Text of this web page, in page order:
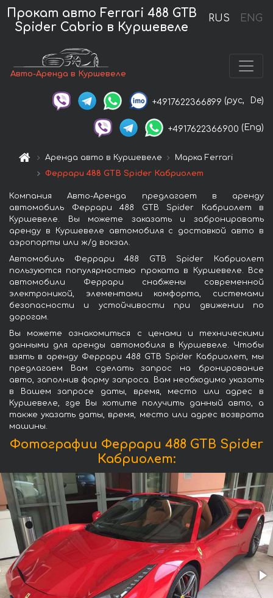
RUS ENG
Прокат авто Ferrari 488 GTB
Spider Cabrio в Куршевеле
Авто-Аренда в Куршевеле
+4917622366899 (рус, De)
+4917622366900 (Eng)
Аренда авто в Куршевеле
Марка Ferrari
Феррари 488 GTB Spider Кабриолет
Компания Авто-Аренда предлагает в аренду
автомобиль Феррари 488 GTB Spider Кабриолет в
Куршевеле. Вы можете заказать и забронировать
аренду в Куршевеле автомобиля с доставкой авто в
аэропорты или ж/д вокзал.
Автомобиль Феррари 488 GTB Spider Кабриолет
пользуются популярностью проката в Куршевеле. Все
автомобили Феррари снабжены современной
электроникой, элементами комфорта, системами
безопасности и устойчивости при движении по
дорогам.
Вы можете ознакомиться с ценами и техническими
данными для аренды автомобиля в Куршевеле. Чтобы
взять в аренду Феррари 488 GTB Spider Кабриолет, мы
предлагаем Вам сделать запрос на бронирование
авто, заполнив форму запроса. Вам необходимо указать
в Вашем запросе даты, время, место или адрес в
Куршевеле, где Вы хотите получить данный авто, а
также указать даты, время, место или адрес возврата
машины.
Фотографии Феррари 488 GTB Spider
Кабриолет: